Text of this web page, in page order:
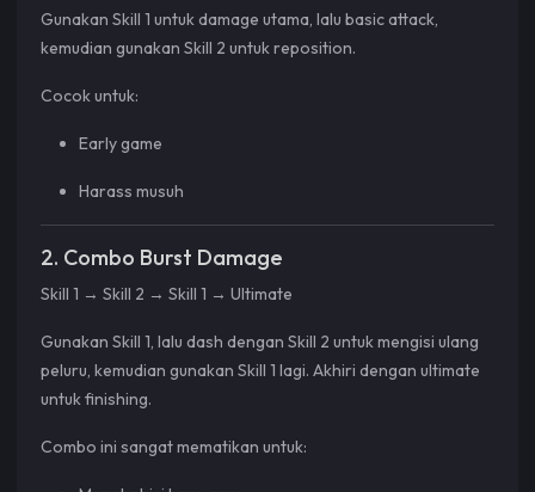
Gunakan Skill 1 untuk damage utama, lalu basic attack,
kemudian gunakan Skill 2 untuk reposition.
Cocok untuk:
Early game
Harass musuh
2. Combo Burst Damage
Skill 1 → Skill 2 → Skill 1 → Ultimate
Gunakan Skill 1, lalu dash dengan Skill 2 untuk mengisi ulang
peluru, kemudian gunakan Skill 1 lagi. Akhiri dengan ultimate
untuk finishing.
Combo ini sangat mematikan untuk: